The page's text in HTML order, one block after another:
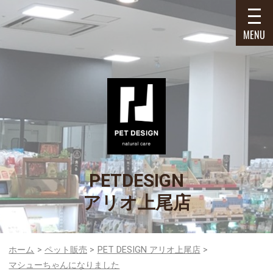
PETDESIGN
アリオ上尾店
MENU
ホーム ペット販売
PET DESIGN アリオ上尾店
マシューちゃんになりました